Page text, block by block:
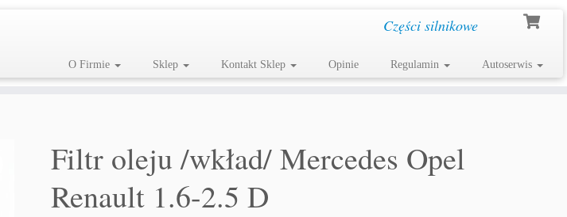
Części silnikowe
O Firmie Sklep Kontakt Sklep Opinie Regulamin Autoserwis
Filtr oleju /wkład/ Mercedes Opel
Renault 1.6-2.5 D